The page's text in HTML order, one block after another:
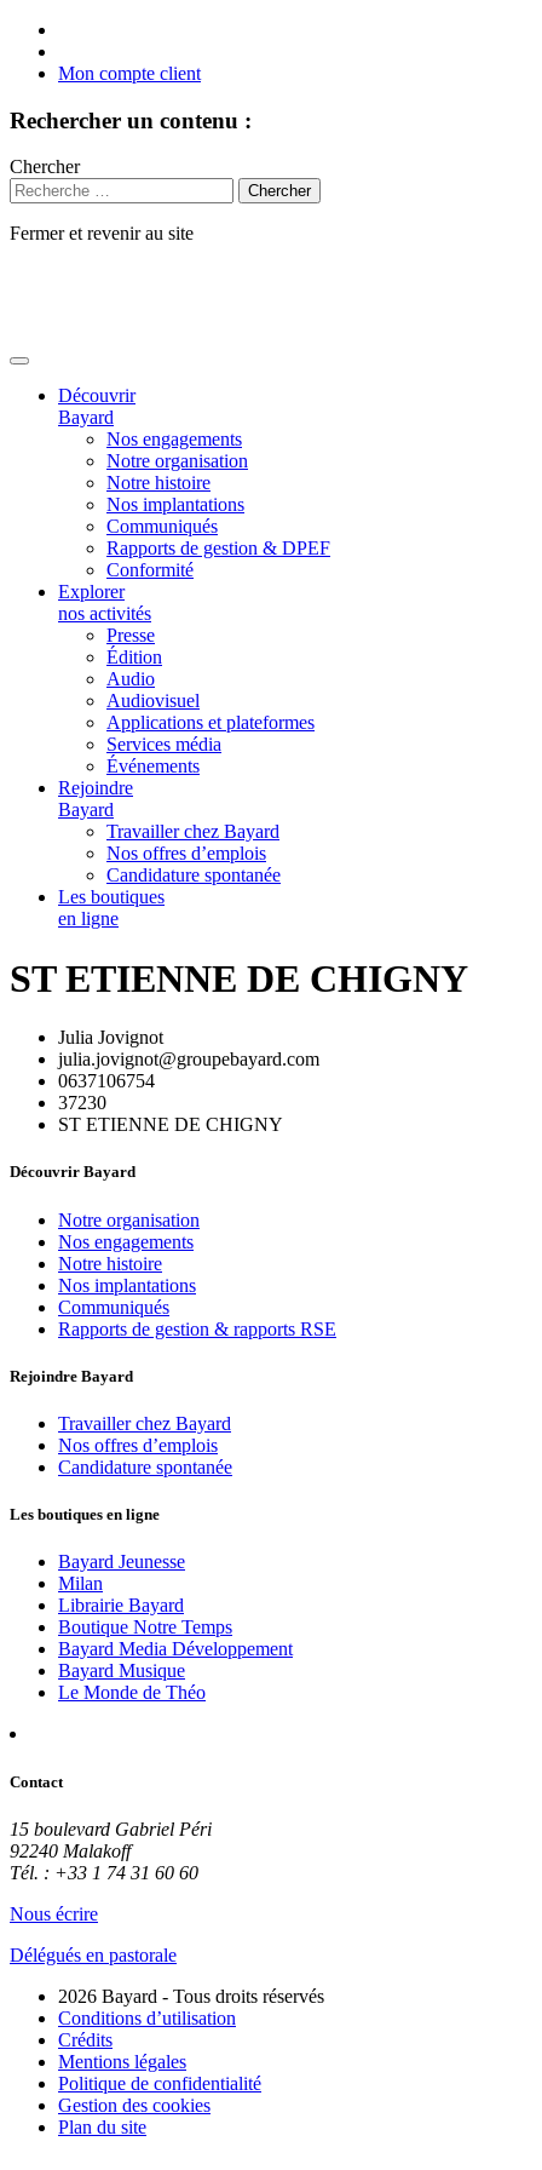
Mon compte client
Rechercher un contenu :
Chercher
Fermer et revenir au site
Découvrir
Bayard
Nos engagements
Notre organisation
Notre histoire
Nos implantations
Communiqués
Rapports de gestion & DPEF
Conformité
Explorer
nos activités
Presse
Édition
Audio
Audiovisuel
Applications et plateformes
Services média
Événements
Rejoindre
Bayard
Travailler chez Bayard
Nos offres d’emplois
Candidature spontanée
Les boutiques
en ligne
ST ETIENNE DE CHIGNY
Julia Jovignot
julia.jovignot@groupebayard.com
0637106754
37230
ST ETIENNE DE CHIGNY
Découvrir Bayard
Notre organisation
Nos engagements
Notre histoire
Nos implantations
Communiqués
Rapports de gestion & rapports RSE
Rejoindre Bayard
Travailler chez Bayard
Nos offres d’emplois
Candidature spontanée
Les boutiques en ligne
Bayard Jeunesse
Milan
Librairie Bayard
Boutique Notre Temps
Bayard Media Développement
Bayard Musique
Le Monde de Théo
Contact
15 boulevard Gabriel Péri
92240 Malakoff
Tél. : +33 1 74 31 60 60
Nous écrire
Délégués en pastorale
2026 Bayard - Tous droits réservés
Conditions d’utilisation
Crédits
Mentions légales
Politique de confidentialité
Gestion des cookies
Plan du site